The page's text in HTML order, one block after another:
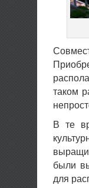
таком
В те
были
для